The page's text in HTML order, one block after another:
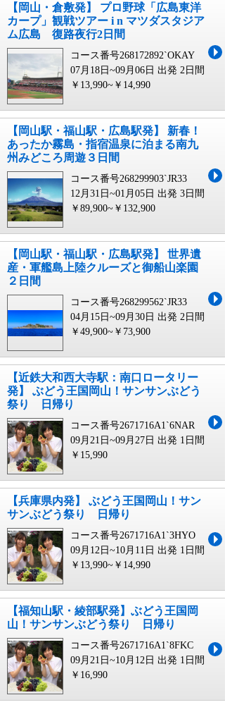
【岡山・倉敷発】 プロ野球「広島東洋
カープ」観戦ツアー i n マツダスタジア
ム広島 復路夜行2日間
コース番号268172892`OKAY
07月18日~09月06日 出発 2日間
￥13,990~￥14,990
【岡山駅・福山駅・広島駅発】 新春！
あったか霧島・指宿温泉に泊まる南九
州みどころ周遊３日間
コース番号268299903`JR33
12月31日~01月05日 出発 3日間
￥89,900~￥132,900
【岡山駅・福山駅・広島駅発】 世界遺
産・軍艦島上陸クルーズと御船山楽園
２日間
コース番号268299562`JR33
04月15日~09月30日 出発 2日間
￥49,900~￥73,900
【近鉄大和西大寺駅：南口ロータリー
発】 ぶどう王国岡山！サンサンぶどう
祭り 日帰り
コース番号2671716A1`6NAR
09月21日~09月27日 出発 1日間
￥15,990
【兵庫県内発】 ぶどう王国岡山！サン
サンぶどう祭り 日帰り
コース番号2671716A1`3HYO
09月12日~10月11日 出発 1日間
￥13,990~￥14,990
【福知山駅・綾部駅発】ぶどう王国岡
山！サンサンぶどう祭り 日帰り
コース番号2671716A1`8FKC
09月21日~10月12日 出発 1日間
￥16,990